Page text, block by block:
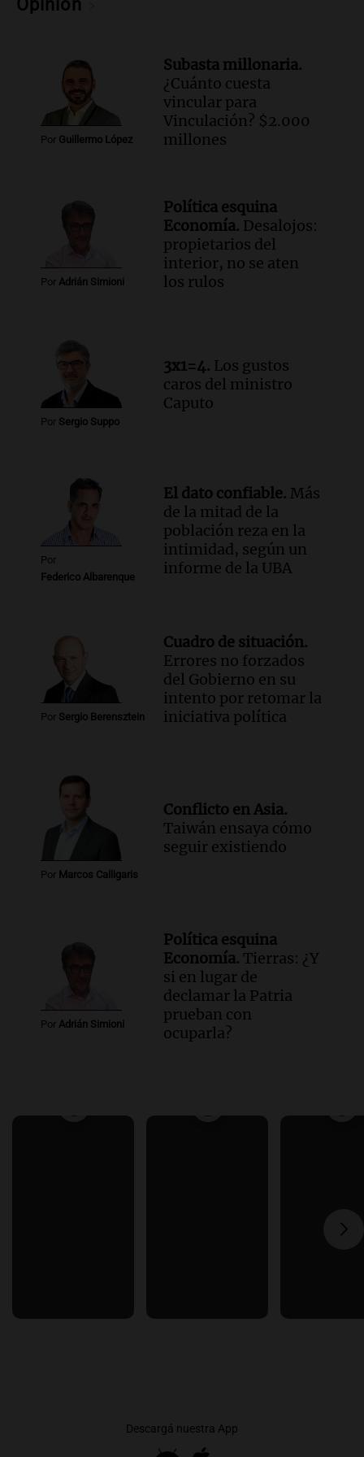
Opinión
Por Guillermo López
Subasta millonaria.
¿Cuánto cuesta
vincular para
Vinculación? $2.000
millones
Por Adrián Simioni
Política esquina
Economía. Desalojos:
propietarios del
interior, no se aten
los rulos
Por Sergio Suppo
3x1=4. Los gustos
caros del ministro
Caputo
Por
Federico Albarenque
El dato confiable. Más
de la mitad de la
población reza en la
intimidad, según un
informe de la UBA
Por Sergio Berensztein
Cuadro de situación.
Errores no forzados
del Gobierno en su
intento por retomar la
iniciativa política
Por Marcos Calligaris
Conflicto en Asia.
Taiwán ensaya cómo
seguir existiendo
Por Adrián Simioni
Política esquina
Economía. Tierras: ¿Y
si en lugar de
declamar la Patria
prueban con
ocuparla?
Descargá nuestra App